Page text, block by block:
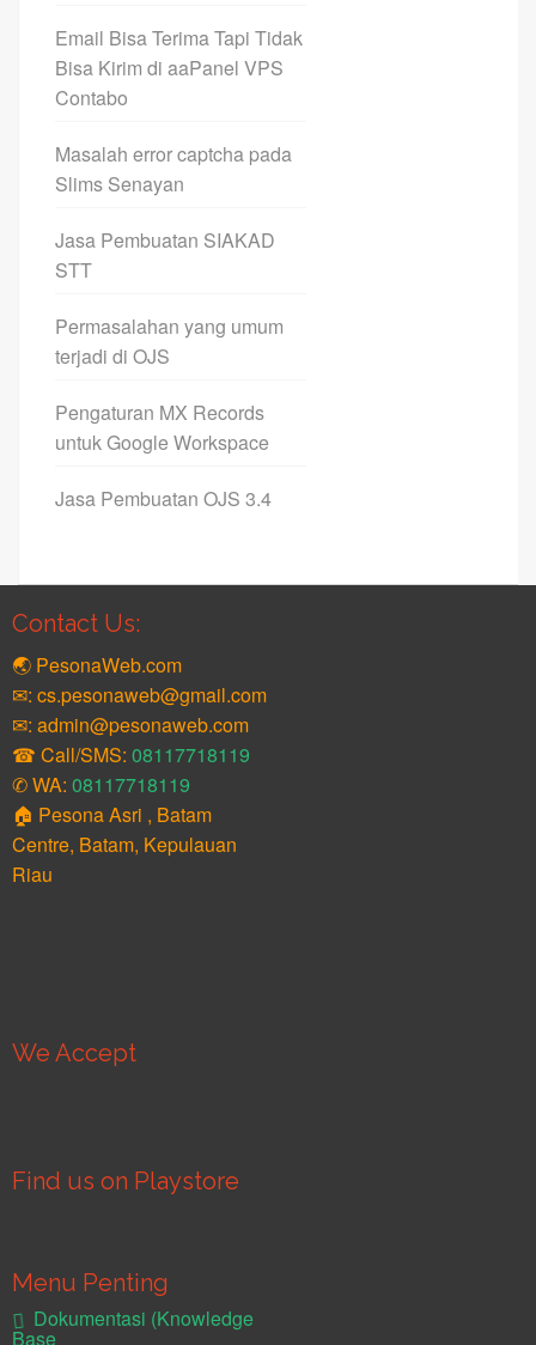
Email Bisa Terima Tapi Tidak
Bisa Kirim di aaPanel VPS
Contabo
Masalah error captcha pada
Slims Senayan
Jasa Pembuatan SIAKAD
STT
Permasalahan yang umum
terjadi di OJS
Pengaturan MX Records
untuk Google Workspace
Jasa Pembuatan OJS 3.4
Contact Us:
🌏 PesonaWeb.com
✉: cs.pesonaweb@gmail.com
✉: admin@pesonaweb.com
☎ Call/SMS: 08117718119
✆ WA: 08117718119
🏠 Pesona Asri , Batam
Centre, Batam, Kepulauan
Riau
We Accept
Find us on Playstore
Menu Penting
Dokumentasi (Knowledge
Base